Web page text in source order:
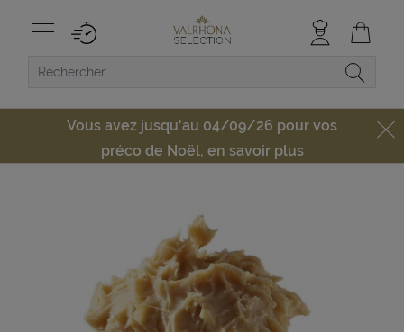
Vous avez jusqu'au 04/09/26 pour vos
préco de Noël, en savoir plus